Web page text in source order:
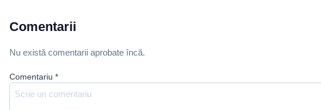
Comentarii
Nu există comentarii aprobate încă.
Comentariu *